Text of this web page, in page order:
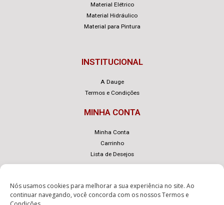
Nós usamos cookies para melhorar a sua experiência no site. Ao
continuar navegando, você concorda com os nossosTermos e
Material Elétrico
Material Hidráulico
Material para Pintura
INSTITUCIONAL
A Dauge
Termos e Condições
MINHA CONTA
Minha Conta
Carrinho
Lista de Desejos